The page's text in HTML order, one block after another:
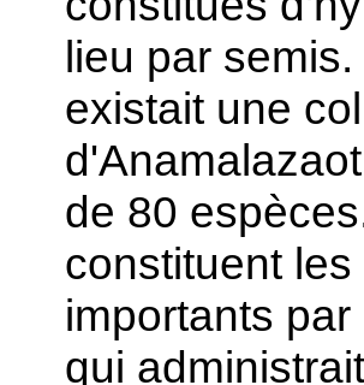
lieu par
existait une
de 80
constituent
importants
qui